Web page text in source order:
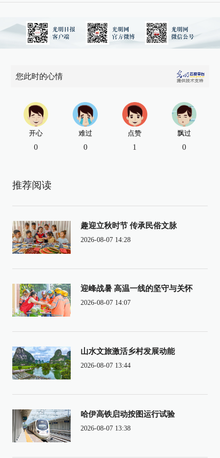
您此时的心情
开心
0
难过
0
点赞
1
飘过
0
推荐阅读
趣迎立秋时节 传承民俗文脉
2026-08-07 14:28
迎峰战暑 高温一线的坚守与关怀
2026-08-07 14:07
山水文旅激活乡村发展动能
2026-08-07 13:44
哈伊高铁启动按图运行试验
2026-08-07 13:38